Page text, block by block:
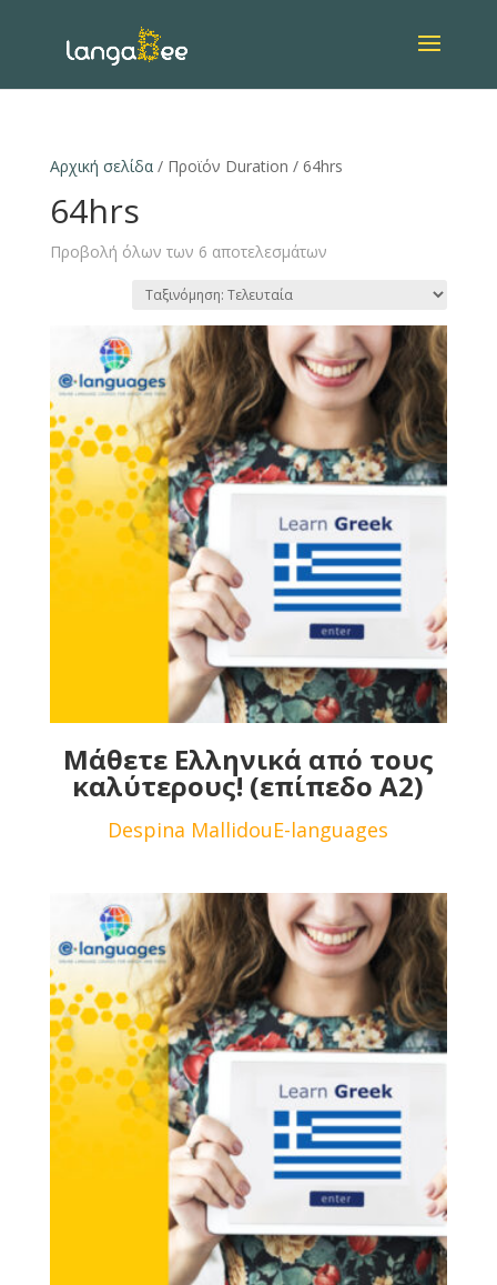
Αρχική σελίδα/ Προϊόν Duration / 64hrs
64hrs
Προβολή όλων των 6 αποτελεσμάτων
Μάθετε Ελληνικά από τους
καλύτερους! (επίπεδο Α2)
Despina MallidouE-languages